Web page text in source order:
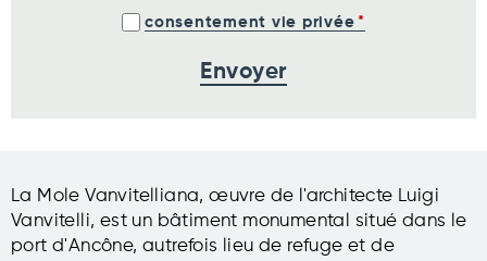
consentement vie privée
La Mole Vanvitelliana, œuvre de l'architecte Luigi
Vanvitelli, est un bâtiment monumental situé dans le
port d'Ancône, autrefois lieu de refuge et de